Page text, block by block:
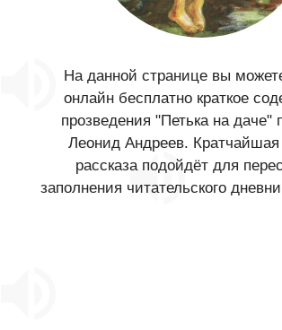
На данной странице вы
онлайн бесплатно краткое
прозведения "Петька на даче"
Леонид Андреев. Кратчайшая
рассказа подойдёт для
заполнения читательского